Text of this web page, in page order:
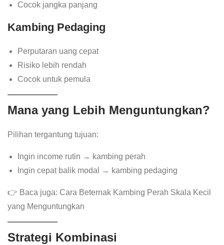
Cocok jangka panjang
Kambing Pedaging
Perputaran uang cepat
Risiko lebih rendah
Cocok untuk pemula
Mana yang Lebih Menguntungkan?
Pilihan tergantung tujuan:
Ingin income rutin → kambing perah
Ingin cepat balik modal → kambing pedaging
👉 Baca juga: Cara Beternak Kambing Perah Skala Kecil
yang Menguntungkan
Strategi Kombinasi